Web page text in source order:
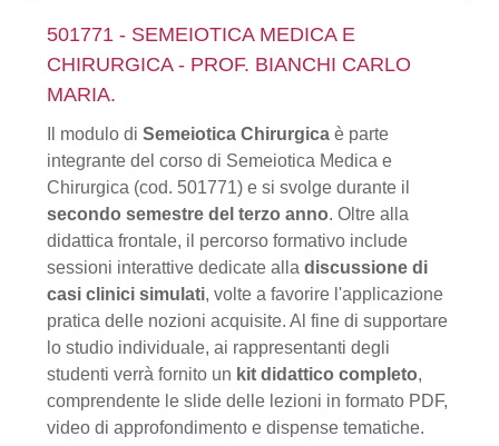
501771 - SEMEIOTICA MEDICA E
CHIRURGICA - PROF. BIANCHI CARLO
MARIA.
Il modulo di Semeiotica Chirurgica è parte
integrante del corso di Semeiotica Medica e
Chirurgica (cod. 501771) e si svolge durante il
secondo semestre del terzo anno. Oltre alla
didattica frontale, il percorso formativo include
sessioni interattive dedicate alla discussione di
casi clinici simulati, volte a favorire l'applicazione
pratica delle nozioni acquisite. Al fine di supportare
lo studio individuale, ai rappresentanti degli
studenti verrà fornito un kit didattico completo,
comprendente le slide delle lezioni in formato PDF,
video di approfondimento e dispense tematiche.